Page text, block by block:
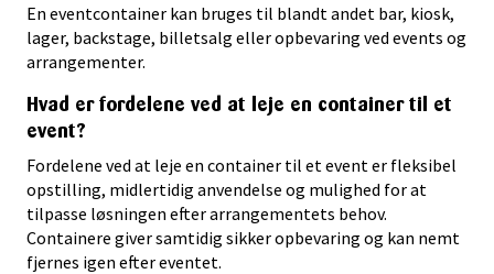
En eventcontainer kan bruges til blandt andet bar, kiosk,
lager, backstage, billetsalg eller opbevaring ved events og
arrangementer.
Hvad er fordelene ved at leje en container til et
event?
Fordelene ved at leje en container til et event er fleksibel
opstilling, midlertidig anvendelse og mulighed for at
tilpasse løsningen efter arrangementets behov.
Containere giver samtidig sikker opbevaring og kan nemt
fjernes igen efter eventet.